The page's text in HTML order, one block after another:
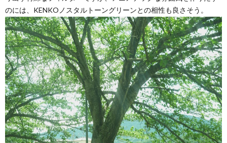
のには、KENKOノスタルトーングリーンとの相性も良さそう。